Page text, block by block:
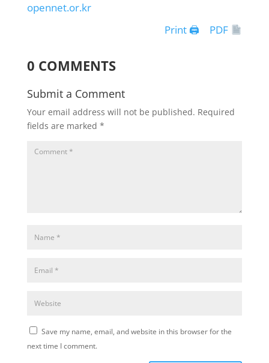
opennet.or.kr
Print 🖨
PDF
0 COMMENTS
Submit a Comment
Your email address will not be published. Required
fields are marked *
Save my name, email, and website in this browser for the
next time I comment.